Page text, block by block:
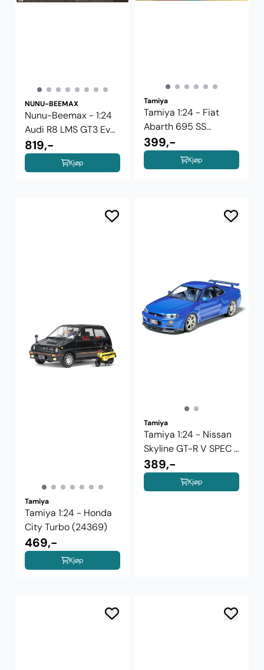
NUNU-BEEMAX
Nunu-Beemax - 1:24
Audi R8 LMS GT3 Evo
- ...
819,-
Kjøp
Tamiya
Tamiya 1:24 - Fiat
Abarth 695 SS
(24173)
399,-
Kjøp
Tamiya
Tamiya 1:24 - Honda
City Turbo (24369)
469,-
Kjøp
Tamiya
Tamiya 1:24 - Nissan
Skyline GT-R V SPEC 2
...
389,-
Kjøp